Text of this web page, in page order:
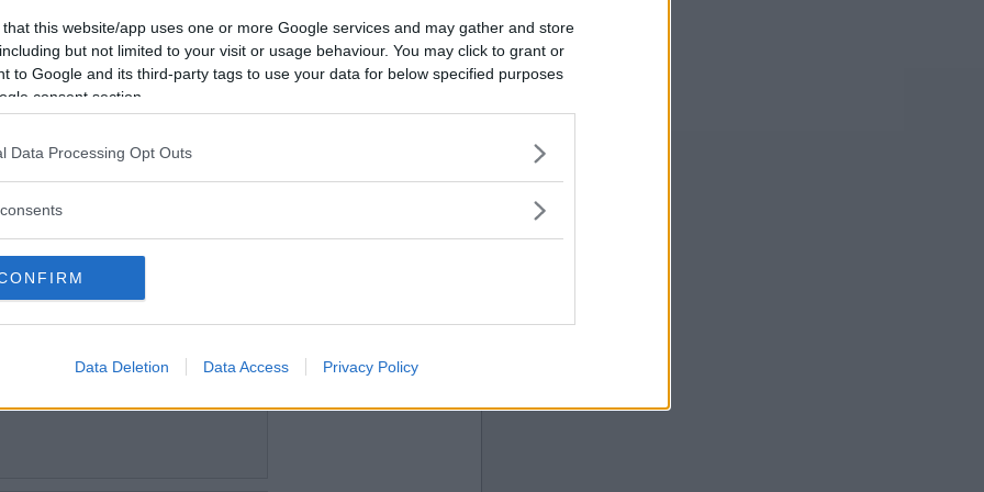
that this website/app uses one or more Google services and may gather and store
but not limited to your visit or usage behaviour. You may click to grant or
to Google and its third-party tags to use your data for below specified purposes
consent section.
Data Processing Opt Outs
Data Deletion Data Access Privacy Policy
mitt fönster
Vill du bli
medlem?